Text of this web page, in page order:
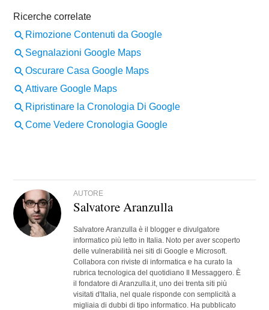
AUTORE
Salvatore Aranzulla
Salvatore Aranzulla è il blogger e divulgatore
informatico più letto in Italia. Noto per aver scoperto
delle vulnerabilità nei siti di Google e Microsoft.
Collabora con riviste di informatica e ha curato la
rubrica tecnologica del quotidiano Il Messaggero. È
il fondatore di Aranzulla.it, uno dei trenta siti più
visitati d'Italia, nel quale risponde con semplicità a
migliaia di dubbi di tipo informatico. Ha pubblicato